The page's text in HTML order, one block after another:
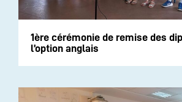
1ère cérémonie de remise des
l’option anglais